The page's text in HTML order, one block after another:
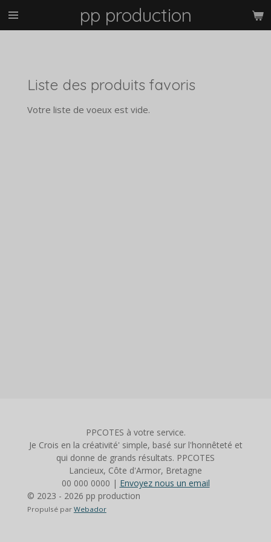
Passer
pp production
Liste des produits favoris
Votre liste de voeux est vide.
PPCOTES à votre service.
Je Crois en la créativité' simple, basé sur l'honnêteté et
qui donne de grands résultats. PPCOTES
Lancieux, Côte d'Armor, Bretagne
00 000 0000 | Envoyez nous un email
© 2023 - 2026 pp production
Propulsé par Webador